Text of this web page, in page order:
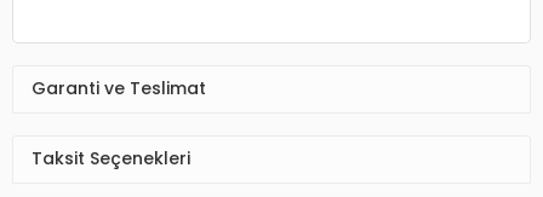
Garanti ve Teslimat
Taksit Seçenekleri